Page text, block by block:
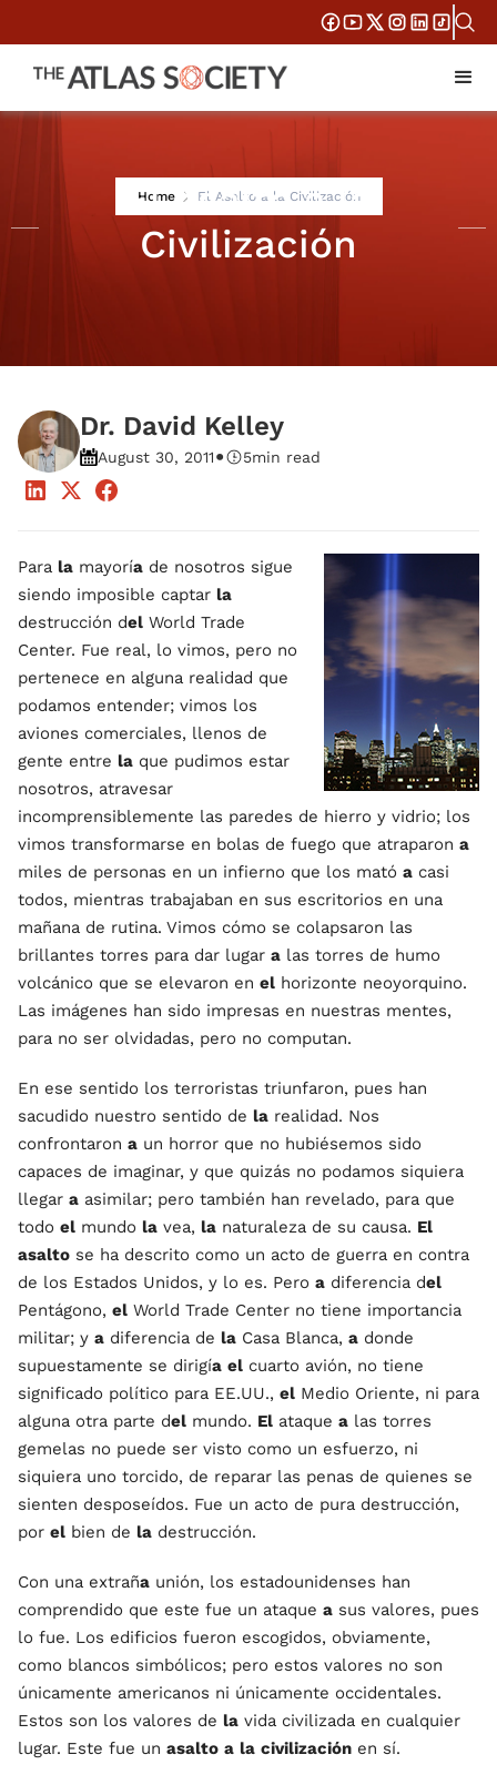
Home El Asalto a la Civilización
El Asalto a la
Civilización
Dr. David Kelley
August 30, 2011• 5min read
Para la mayoría de nosotros sigue
siendo imposible captar la
destrucción del World Trade
Center. Fue real, lo vimos, pero no
pertenece en alguna realidad que
podamos entender; vimos los
aviones comerciales, llenos de
gente entre la que pudimos estar
nosotros, atravesar
incomprensiblemente las paredes de hierro y vidrio; los
vimos transformarse en bolas de fuego que atraparon a
miles de personas en un infierno que los mató a casi
todos, mientras trabajaban en sus escritorios en una
mañana de rutina. Vimos cómo se colapsaron las
brillantes torres para dar lugar a las torres de humo
volcánico que se elevaron en el horizonte neoyorquino.
Las imágenes han sido impresas en nuestras mentes,
para no ser olvidadas, pero no computan.
En ese sentido los terroristas triunfaron, pues han
sacudido nuestro sentido de la realidad. Nos
confrontaron a un horror que no hubiésemos sido
capaces de imaginar, y que quizás no podamos siquiera
llegar a asimilar; pero también han revelado, para que
todo el mundo la vea, la naturaleza de su causa. El
asalto se ha descrito como un acto de guerra en contra
de los Estados Unidos, y lo es. Pero a diferencia del
Pentágono, el World Trade Center no tiene importancia
militar; y a diferencia de la Casa Blanca, a donde
supuestamente se dirigía el cuarto avión, no tiene
significado político para EE.UU., el Medio Oriente, ni para
alguna otra parte del mundo. El ataque a las torres
gemelas no puede ser visto como un esfuerzo, ni
siquiera uno torcido, de reparar las penas de quienes se
sienten desposeídos. Fue un acto de pura destrucción,
por el bien de la destrucción.
Con una extraña unión, los estadounidenses han
comprendido que este fue un ataque a sus valores, pues
lo fue. Los edificios fueron escogidos, obviamente,
como blancos simbólicos; pero estos valores no son
únicamente americanos ni únicamente occidentales.
Estos son los valores de la vida civilizada en cualquier
lugar. Este fue un asalto a la civilización en sí.